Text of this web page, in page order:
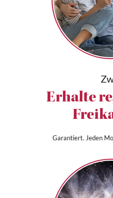
Erhalte
Garantiert. Jeden